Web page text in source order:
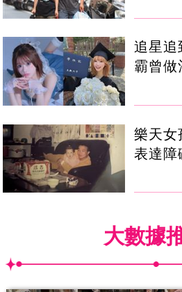
追星追
霸曾做
樂天
表達障
大數據